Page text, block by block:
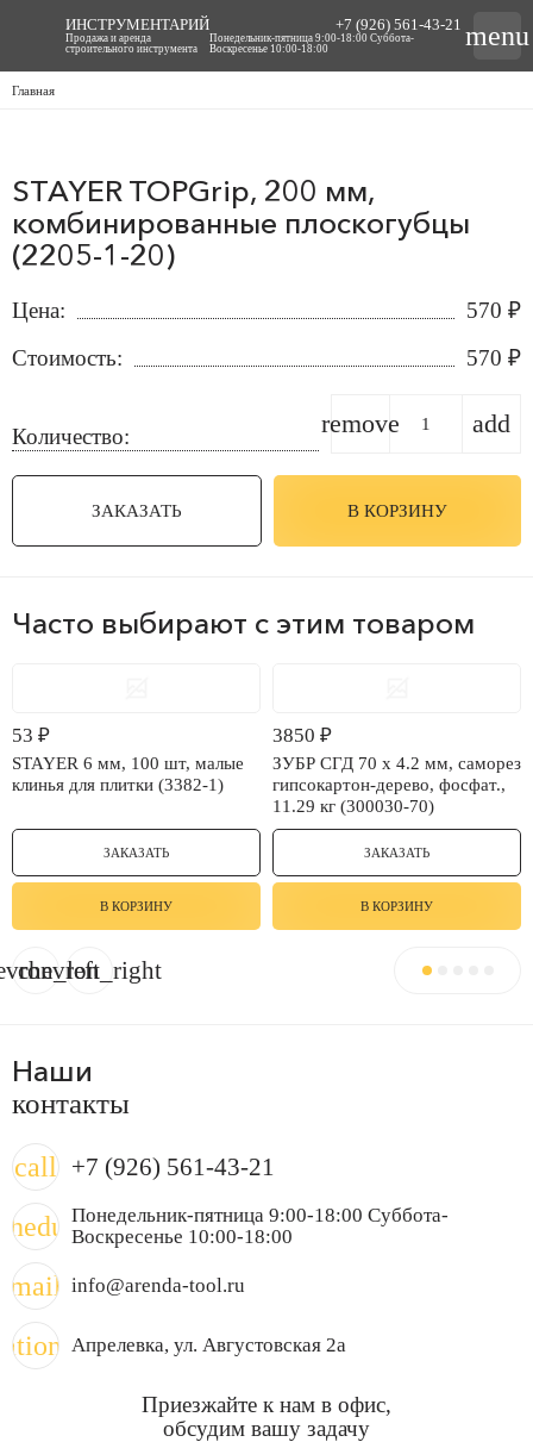
Главная
STAYER TOPGrip, 200 мм,
комбинированные плоскогубцы
(2205-1-20)
Цена: 570 ₽
Стоимость:
570 ₽
Количество: remove add
ЗАКАЗАТЬ В КОРЗИНУ
Часто выбирают с этим товаром
53 ₽
STAYER 6 мм, 100 шт, малые
клинья для плитки (3382-1)
ЗАКАЗАТЬ
В КОРЗИНУ
3850 ₽
ЗУБР СГД 70 x 4.2 мм, саморез
гипсокартон-дерево, фосфат.,
11.29 кг (300030-70)
ЗАКАЗАТЬ
В КОРЗИНУ
chevron_right
Наши
контакты
call +7 (926) 561-43-21
Понедельник-пятница 9:00-18:00 Суббота-
Воскресенье 10:00-18:00
mail info@arenda-tool.ru
Апрелевка, ул. Августовская 2а
Приезжайте к нам в офис,
обсудим вашу задачу
ИНСТРУМЕНТАРИЙ
Продажа и аренда
строительного инструмента
+7 (926) 561-43-21
Понедельник-пятница 9:00-18:00 Суббота-
Воскресенье 10:00-18:00
menu